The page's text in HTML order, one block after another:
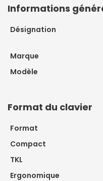
Informations
Désignation
Marque
Modèle
Format du clavier
Format
Compact
TKL
Ergonomique